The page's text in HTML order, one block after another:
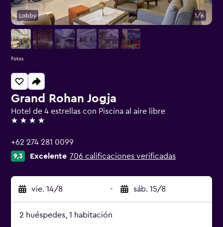
Grand Rohan Jogja
Hotel de 4 estrellas con Piscina al aire libre
4 estrellas
+62 274 281 0099
9,3 Excelente 706 calificaciones verificadas
vie. 14/8 - sáb. 15/8
2 huéspedes, 1 habitación
Lobby 1/6
Fotos